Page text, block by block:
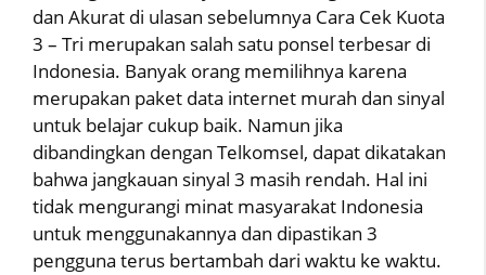
dan Akurat di ulasan sebelumnya Cara Cek Kuota
3 – Tri merupakan salah satu ponsel terbesar di
Indonesia. Banyak orang memilihnya karena
merupakan paket data internet murah dan sinyal
untuk belajar cukup baik. Namun jika
dibandingkan dengan Telkomsel, dapat dikatakan
bahwa jangkauan sinyal 3 masih rendah. Hal ini
tidak mengurangi minat masyarakat Indonesia
untuk menggunakannya dan dipastikan 3
pengguna terus bertambah dari waktu ke waktu.